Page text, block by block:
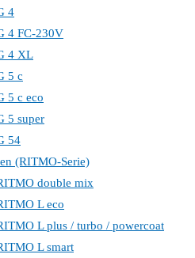
4
4 FC-230V
4 XL
5 c
5 c eco
5 super
54
(RITMO-Serie)
double mix
L eco
L plus / turbo / powercoat
L smart